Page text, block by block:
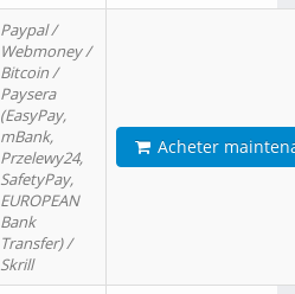
Paypal /
Webmoney /
Bitcoin /
Paysera
(EasyPay,
mBank,
Przelewy24,
SafetyPay,
EUROPEAN
Bank
Transfer) /
Skrill
Acheter